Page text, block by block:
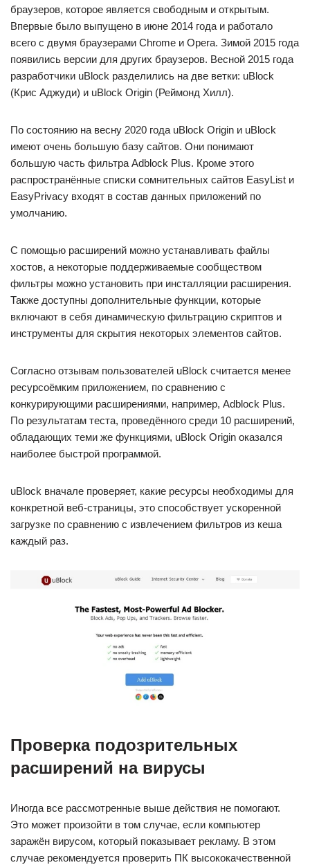
браузеров, которое является свободным и открытым.
Впервые было выпущено в июне 2014 года и работало
всего с двумя браузерами Chrome и Opera. Зимой 2015 года
появились версии для других браузеров. Весной 2015 года
разработчики uBlock разделились на две ветки: uBlock
(Крис Аджуди) и uBlock Origin (Реймонд Хилл).
По состоянию на весну 2020 года uBlock Origin и uBlock
имеют очень большую базу сайтов. Они понимают
большую часть фильтра Adblock Plus. Кроме этого
распространённые списки сомнительных сайтов EasyList и
EasyPrivacy входят в состав данных приложений по
умолчанию.
С помощью расширений можно устанавливать файлы
хостов, а некоторые поддерживаемые сообществом
фильтры можно установить при инсталляции расширения.
Также доступны дополнительные функции, которые
включают в себя динамическую фильтрацию скриптов и
инструменты для скрытия некоторых элементов сайтов.
Согласно отзывам пользователей uBlock считается менее
ресурсоёмким приложением, по сравнению с
конкурирующими расширениями, например, Adblock Plus.
По результатам теста, проведённого среди 10 расширений,
обладающих теми же функциями, uBlock Origin оказался
наиболее быстрой программой.
uBlock вначале проверяет, какие ресурсы необходимы для
конкретной веб-страницы, это способствует ускоренной
загрузке по сравнению с извлечением фильтров из кеша
каждый раз.
Проверка подозрительных
расширений на вирусы
Иногда все рассмотренные выше действия не помогают.
Это может произойти в том случае, если компьютер
заражён вирусом, который показывает рекламу. В этом
случае рекомендуется проверить ПК высококачественной